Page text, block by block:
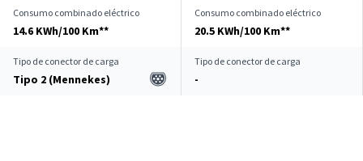
Consumo combinado eléctrico
14.6 KWh/100 Km**
Consumo combinado eléctrico
20.5 KWh/100 Km**
Tipo de conector de carga
Tipo 2 (Mennekes)
Tipo de conector de carga
-